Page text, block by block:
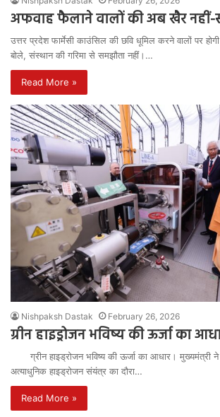
अफवाह फैलाने वालों की अब खैर नहीं-
उत्तर प्रदेश फार्मेसी काउंसिल की छवि धूमिल करने वालों पर
बोले, संस्थान की गरिमा से समझौता नहीं।…
Read More »
Nishpaksh Dastak February 26, 2026
ग्रीन हाइड्रोजन भविष्य की ऊर्जा का
ग्रीन हाइड्रोजन भविष्य की ऊर्जा का आधार। मुख्यमंत्री ने
अत्याधुनिक हाइड्रोजन संयंत्र का दौरा…
Read More »